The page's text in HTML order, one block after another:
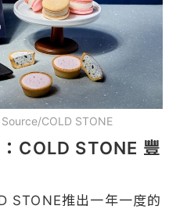
COLD STONE
COLD STONE 豐
STONE推出一年一度的